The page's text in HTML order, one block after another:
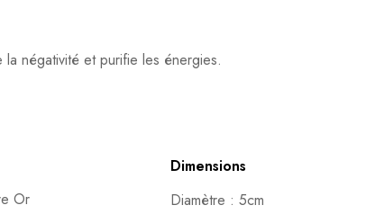
négativité et purifie les énergies.
Or
Dimensions
Diamètre : 5cm